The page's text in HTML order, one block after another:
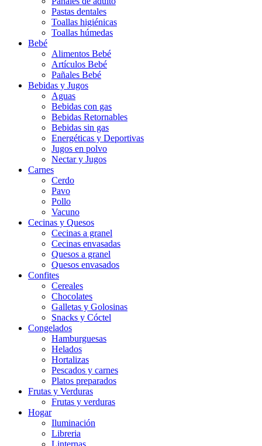
Pastas dentales
Toallas higiénicas
Toallas húmedas
Bebé
Alimentos Bebé
Artículos Bebé
Pañales Bebé
Bebidas y Jugos
Aguas
Bebidas con gas
Bebidas Retornables
Bebidas sin gas
Energéticas y Deportivas
Jugos en polvo
Nectar y Jugos
Carnes
Cerdo
Pavo
Pollo
Vacuno
Cecinas y Quesos
Cecinas a granel
Cecinas envasadas
Quesos a granel
Quesos envasados
Confites
Cereales
Chocolates
Galletas y Golosinas
Snacks y Cóctel
Congelados
Hamburguesas
Helados
Hortalizas
Pescados y carnes
Platos preparados
Frutas y Verduras
Frutas y verduras
Hogar
Iluminación
Libreria
Linternas